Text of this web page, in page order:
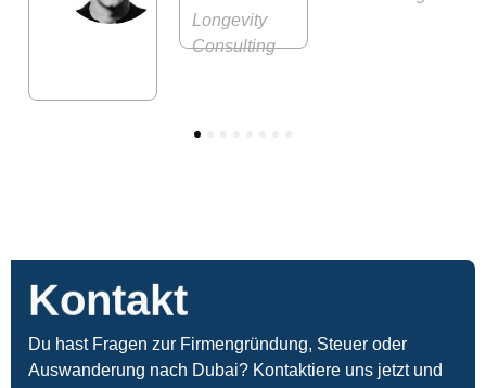
Longevity
Consulting
5
Kontakt
Du hast Fragen zur Firmengründung, Steuer oder
Auswanderung nach Dubai? Kontaktiere uns jetzt und